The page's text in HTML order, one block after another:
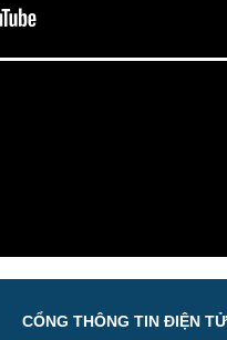
CỔNG THÔNG TIN ĐIỆN TỬ